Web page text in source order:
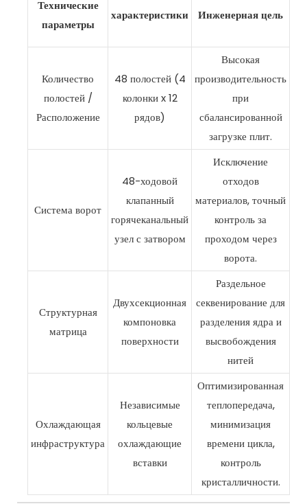
Технические
параметры
характеристики
Инженерная цель
Количество
полостей /
Расположение
48 полостей (4
колонки x 12
рядов)
Высокая
производительность
при
сбалансированной
загрузке плит.
Система ворот
48-ходовой
клапанный
горячеканальный
узел с затвором
Исключение
отходов
материалов, точный
контроль за
проходом через
ворота.
Структурная
матрица
Двухсекционная
компоновка
поверхности
Раздельное
секвенирование для
разделения ядра и
высвобождения
нитей
Охлаждающая
инфраструктура
Независимые
кольцевые
охлаждающие
вставки
Оптимизированная
теплопередача,
минимизация
времени цикла,
контроль
кристалличности.